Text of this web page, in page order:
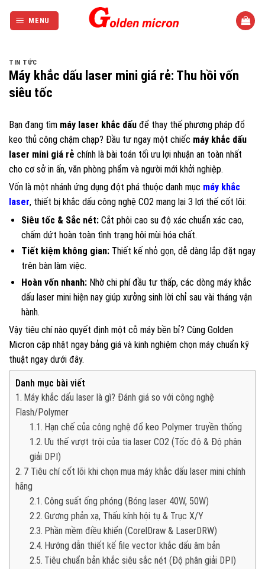
MENU
TIN TỨC
Máy khắc dấu laser mini giá rẻ: Thu hồi vốn
siêu tốc
Bạn đang tìm máy laser khắc dấu để thay thế phương pháp đổ
keo thủ công chậm chạp? Đầu tư ngay một chiếc máy khắc dấu
laser mini giá rẻ chính là bài toán tối ưu lợi nhuận an toàn nhất
cho cơ sở in ấn, văn phòng phẩm và người mới khởi nghiệp.
Vốn là một nhánh ứng dụng đột phá thuộc danh mục máy khắc
laser, thiết bị khắc dấu công nghệ CO2 mang lại 3 lợi thế cốt lõi:
Siêu tốc & Sắc nét:Cắt phôi cao su độ xác chuẩn xác cao,
chấm dứt hoàn toàn tình trạng hôi mùi hóa chất.
Tiết kiệm không gian:Thiết kế nhỏ gọn, dễ dàng lắp đặt ngay
trên bàn làm việc.
Hoàn vốn nhanh:Nhờ chi phí đầu tư thấp, các dòng máy khắc
dấu laser mini hiện nay giúp xưởng sinh lời chỉ sau vài tháng vận
hành.
Vậy tiêu chí nào quyết định một cỗ máy bền bỉ? Cùng Golden
Micron cập nhật ngay bảng giá và kinh nghiệm chọn máy chuẩn kỹ
thuật ngay dưới đây.
Danh mục bài viết
Máy khắc dấu laser là gì? Đánh giá so với công nghệ
Flash/Polymer
Hạn chế của công nghệ đổ keo Polymer truyền thống
Ưu thế vượt trội của tia laser CO2 (Tốc độ & Độ phân
giải DPI)
7 Tiêu chí cốt lõi khi chọn mua máy khắc dấu laser mini chính
hãng
Công suất ống phóng (Bóng laser 40W, 50W)
Gương phản xạ, Thấu kính hội tụ & Trục X/Y
Phần mềm điều khiển (CorelDraw & LaserDRW)
Hướng dẫn thiết kế file vector khắc dấu âm bản
Tiêu chuẩn bản khắc siêu sắc nét (Độ phân giải DPI)